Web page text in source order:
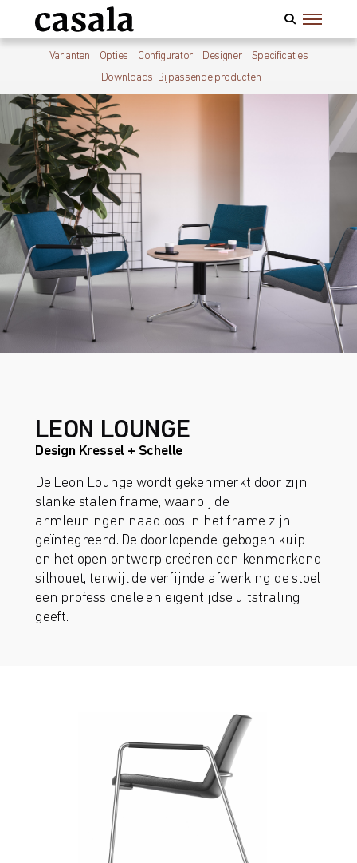
Varianten Opties Configurator Designer
Specificaties
Downloads Bijpassende producten
LEON LOUNGE
Design Kressel + Schelle
De Leon Lounge wordt gekenmerkt door zijn
slanke stalen frame, waarbij de
armleuningen naadloos in het frame zijn
geïntegreerd. De doorlopende, gebogen kuip
en het open ontwerp creëren een kenmerkend
silhouet, terwijl de verfijnde afwerking de stoel
een professionele en eigentijdse uitstraling
geeft.